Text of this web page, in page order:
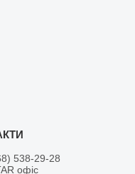
538-29-28
офіс